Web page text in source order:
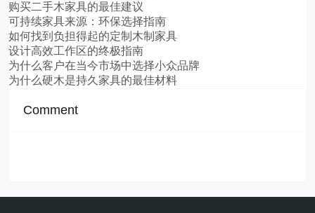
购买二手木家具的最佳建议
可持续家具来源：环保选择指南
如何找到负担得起的定制木制家具
设计高效工作区的终极指南
为什么客户在当今市场中选择小众品牌
为什么硬木是持久家具的最佳材料
Comment